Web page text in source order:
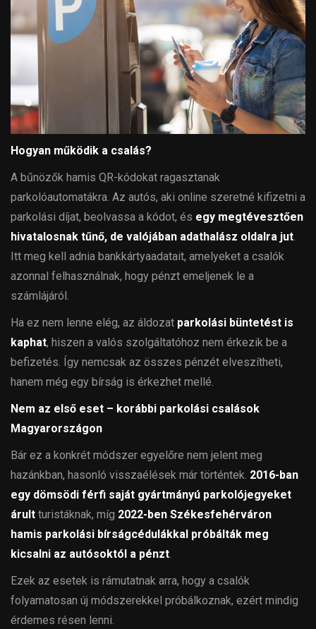
Hogyan működik a csalás?
A bűnözők hamis QR-kódokat ragasztanak
parkolóautomatákra. Az autós, aki online szeretné kifizetni a
parkolási díjat, beolvassa a kódot, és egy megtévesztően
hivatalosnak tűnő, de valójában adathalász oldalra jut
Itt meg kell adnia bankkártyaadatait, amelyeket a csalók
azonnal felhasználnak, hogy pénzt emeljenek le a
számlájáról.
Ha ez nem lenne elég, az áldozat parkolási büntetést is
kaphat, hiszen a valós szolgáltatóhoz nem érkezik be a
befizetés. Így nemcsak az összes pénzét elveszítheti,
hanem még egy bírság is érkezhet mellé.
Nem az első eset – korábbi parkolási csalások
Magyarországon
Bár ez a konkrét módszer egyelőre nem jelent meg
hazánkban, hasonló visszaélések már történtek. 2016-ban
egy dömsödi férfi saját gyártmányú parkolójegyeket
árult turistáknak, míg 2022-ben Székesfehérváron
hamis parkolási bírságcédulákkal próbálták meg
kicsalni az autósoktól a pénzt
Ezek az esetek is rámutatnak arra, hogy a csalók
folyamatosan új módszerekkel próbálkoznak, ezért mindig
érdemes résen lenni.